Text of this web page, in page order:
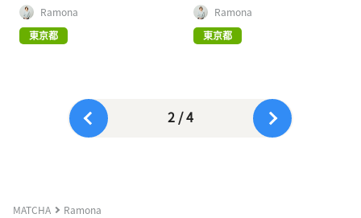
MATCHA Ramona
Ramona
東京都
Ramona
東京都
2 / 4